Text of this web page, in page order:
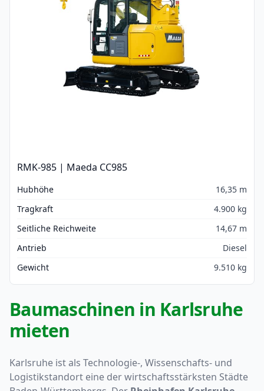
RMK-985 | Maeda CC985
Hubhöhe
16,35 m
Tragkraft
4.900 kg
Seitliche Reichweite
14,67 m
Antrieb
Diesel
Gewicht
9.510 kg
Baumaschinen in Karlsruhe
mieten
Karlsruhe ist als Technologie-, Wissenschafts- und
Logistikstandort eine der wirtschaftsstärksten Städte